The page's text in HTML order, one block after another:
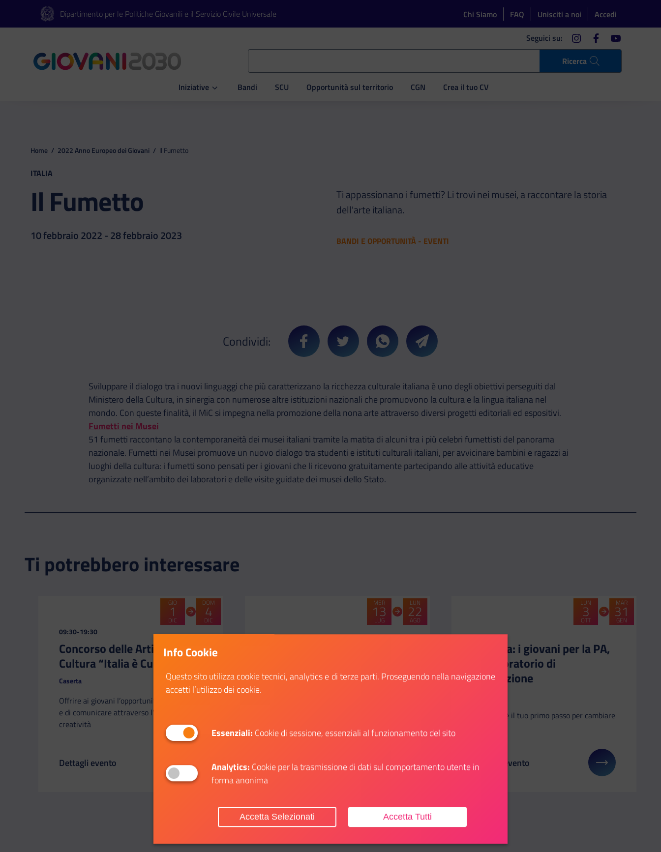
Vai al contenuto principale
Vai al footer Dipartimento per le Politiche Giovanili e il Servizio Civile Universale Chi Siamo FAQ Unisciti a noi Accedi
Ricerca
Seguici su: instagramfacebookyoutube
Iniziative
Apri Iniziative Bandi SCU Opportunità sul territorio CGN Crea il tuo CV
Home / 2022 Anno Europeo dei Giovani / Il Fumetto
ITALIA
Il Fumetto
10 febbraio 2022 - 28 febbraio 2023
Ti appassionano i fumetti? Li trovi nei musei, a raccontare la storia
dell'arte italiana.
BANDI E OPPORTUNITÀ - EVENTI
Condividi: Condividi su Facebook
Condividi su TwitterCondividi su Whatsapp
Condividi su Telegram
Sviluppare il dialogo tra i nuovi linguaggi che più caratterizzano la ricchezza culturale italiana è uno degli obiettivi perseguiti dal
Ministero della Cultura, in sinergia con numerose altre istituzioni nazionali che promuovono la cultura e la lingua italiana nel
mondo. Con queste finalità, il MiC si impegna nella promozione della nona arte attraverso diversi progetti editoriali ed espositivi.
Fumetti nei Musei
51 fumetti raccontano la contemporaneità dei musei italiani tramite la matita di alcuni tra i più celebri fumettisti del panorama
nazionale. Fumetti nei Musei promuove un nuovo dialogo tra studenti e istituti culturali italiani, per avvicinare bambini e ragazzi ai
luoghi della cultura: i fumetti sono pensati per i giovani che li ricevono gratuitamente partecipando alle attività educative
organizzate nell’ambito dei laboratori e delle visite guidate dei musei dello Stato.
Ti potrebbero interessare
GIO
1
DIC
DOM
4
DIC
CATEGORIA:
09:30-19:30
Concorso delle Arti e della
Cultura “Italia è Cultura”
Caserta
Offrire ai giovani l’opportunità di “parlare”
e di comunicare attraverso l’arte, l’estro, la
creatività
Il link ti porterà ad avere maggiori dettagli su: Concorso delle Arti e della Cultura “Italia è Cultura”
Dettagli evento
MER
13
LUG
LUN
22
AGO
Partecipa al contest #TheEuropeIWant
Il link ti porterà ad avere maggiori dettagli su: #TheEuropeIWant
Dettagli evento
LUN
3
OTT
MAR
31
GEN
Officina: i giovani per la PA,
un laboratorio di
innovazione
L'Officina è il tuo primo passo per cambiare
Il link ti porterà ad avere maggiori dettagli su:
Dettagli evento
Info Cookie
Questo sito utilizza cookie tecnici, analytics e di terze parti. Proseguendo nella navigazione
accetti l’utilizzo dei cookie.
Essenziali: Cookie di sessione, essenziali al funzionamento del sito
Analytics: Cookie per la trasmissione di dati sul comportamento utente in
forma anonima
Accetta Tutti
Accetta Selezionati